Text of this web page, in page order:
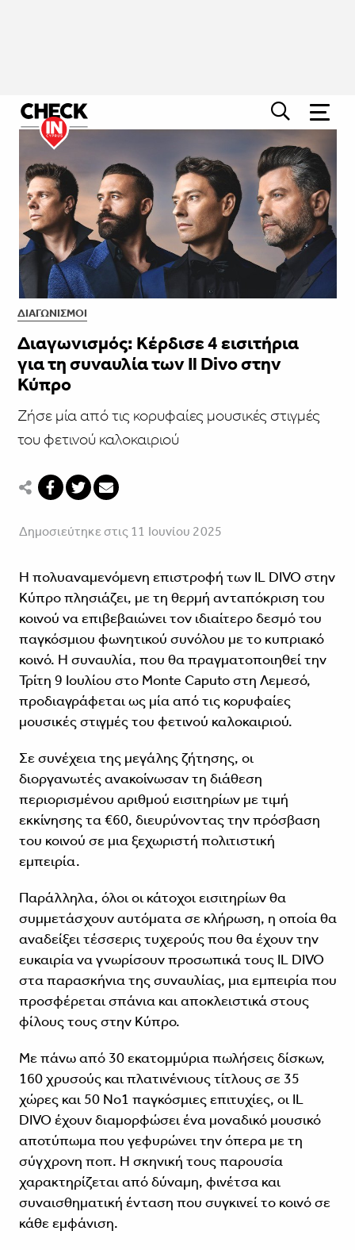
ΔΙΑΓΩΝΙΣΜΟΊ
Διαγωνισμός: Κέρδισε 4 εισιτήρια
για τη συναυλία των Il Divo στην
Κύπρο
Ζήσε μία από τις κορυφαίες μουσικές στιγμές
του φετινού καλοκαιριού
Δημοσιεύτηκε στις 11 Ιουνίου 2025
Η πολυαναμενόμενη επιστροφή των IL DIVO στην
Κύπρο πλησιάζει, με τη θερμή ανταπόκριση του
κοινού να επιβεβαιώνει τον ιδιαίτερο δεσμό του
παγκόσμιου φωνητικού συνόλου με το κυπριακό
κοινό. Η συναυλία, που θα πραγματοποιηθεί την
Τρίτη 9 Ιουλίου στο Monte Caputo στη Λεμεσό,
προδιαγράφεται ως μία από τις κορυφαίες
μουσικές στιγμές του φετινού καλοκαιριού.
Σε συνέχεια της μεγάλης ζήτησης, οι
διοργανωτές ανακοίνωσαν τη διάθεση
περιορισμένου αριθμού εισιτηρίων με τιμή
εκκίνησης τα €60, διευρύνοντας την πρόσβαση
του κοινού σε μια ξεχωριστή πολιτιστική
εμπειρία.
Παράλληλα, όλοι οι κάτοχοι εισιτηρίων θα
συμμετάσχουν αυτόματα σε κλήρωση, η οποία θα
αναδείξει τέσσερις τυχερούς που θα έχουν την
ευκαιρία να γνωρίσουν προσωπικά τους IL DIVO
στα παρασκήνια της συναυλίας, μια εμπειρία που
προσφέρεται σπάνια και αποκλειστικά στους
φίλους τους στην Κύπρο.
Με πάνω από 30 εκατομμύρια πωλήσεις δίσκων,
160 χρυσούς και πλατινένιους τίτλους σε 35
χώρες και 50 Νο1 παγκόσμιες επιτυχίες, οι IL
DIVO έχουν διαμορφώσει ένα μοναδικό μουσικό
αποτύπωμα που γεφυρώνει την όπερα με τη
σύγχρονη ποπ. Η σκηνική τους παρουσία
χαρακτηρίζεται από δύναμη, φινέτσα και
συναισθηματική ένταση που συγκινεί το κοινό σε
κάθε εμφάνιση.